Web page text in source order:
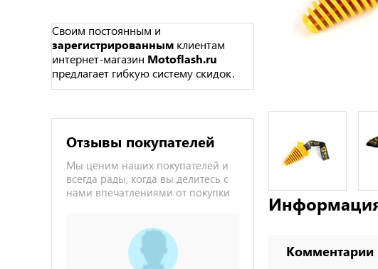
Своим постоянным и
зарегистрированным клиентам
интернет-магазин Motoflash.ru
предлагает гибкую систему скидок.
Отзывы покупателей
Мы ценим наших покупателей и
всегда рады, когда вы делитесь с
нами впечатлениями от покупки
Комментарии